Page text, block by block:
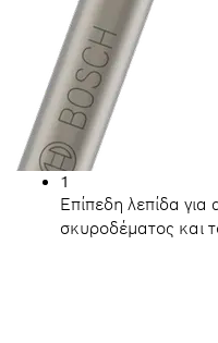
1
Επίπεδη λεπίδα
σκυροδέματος και